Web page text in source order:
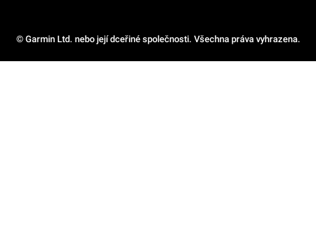
© Garmin Ltd. nebo její dceřiné společnosti. Všechna práva vyhrazena.